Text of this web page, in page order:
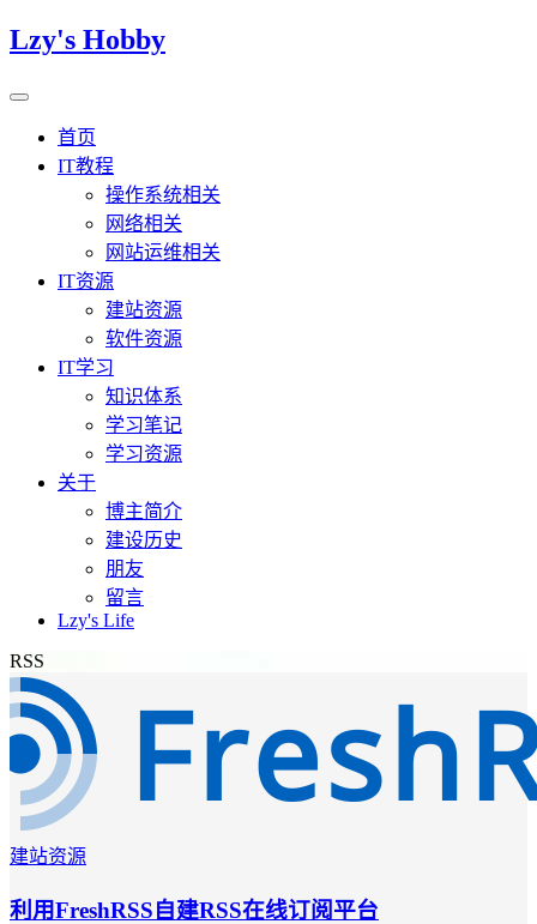
Lzy's Hobby
首页
IT教程
操作系统相关
网络相关
网站运维相关
IT资源
建站资源
软件资源
IT学习
知识体系
学习笔记
学习资源
关于
博主简介
建设历史
朋友
留言
Lzy's Life
RSS
建站资源
利用FreshRSS自建RSS在线订阅平台